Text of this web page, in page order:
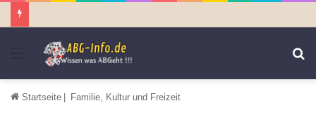
Menü
Startseite | Familie, Kultur und Freizeit